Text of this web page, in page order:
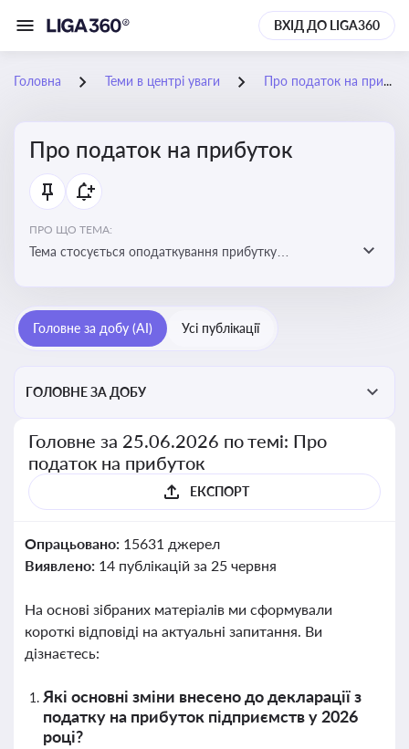
ВХІД ДО LIGA360
Головна Теми в центрі уваги Про податок на прибуток
Про податок на прибуток
ПРО ЩО ТЕМА:
Тема стосується оподаткування прибутку
звітність для бізнесу, бухгалтерів і юристів
Головне за добу (AI) Усі публікації
ГОЛОВНЕ ЗА ДОБУ
Головне за 25.06.2026 по темі: Про
податок на прибуток
ЕКСПОРТ
Опрацьовано: 15631 джерел
Виявлено: 14 публікацій за 25 червня
На основі зібраних матеріалів ми сформували
короткі відповіді на актуальні запитання. Ви
дізнаєтесь:
Які основні зміни внесено до декларації з
податку на прибуток підприємств у 2026
році?